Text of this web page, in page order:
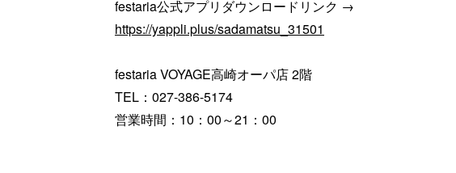
festaria公式アプリダウンロードリンク →
https://yappli.plus/sadamatsu_31501
festaria VOYAGE高崎オーパ店 2階
TEL：027-386-5174
営業時間：10：00～21：00